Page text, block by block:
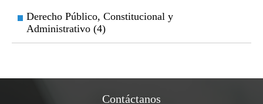
Derecho Público, Constitucional y
Administrativo (4)
Contáctanos